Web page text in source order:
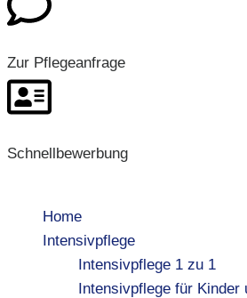
Zur Pflegeanfrage
Schnellbewerbung
Home
Intensivpflege
Intensivpflege 1 zu 1
Intensivpflege für Kinder